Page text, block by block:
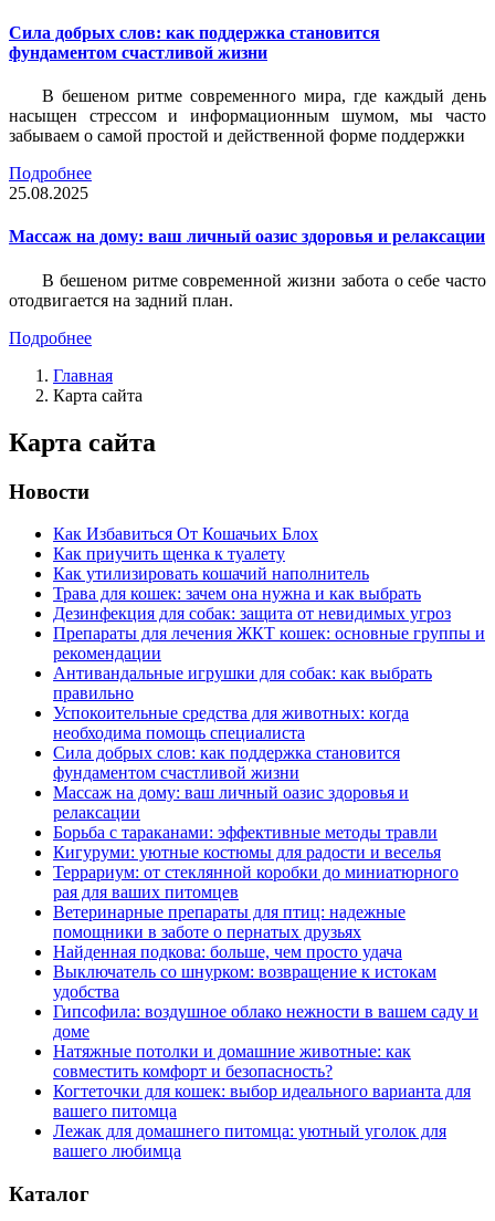
Сила добрых слов: как поддержка становится
фундаментом счастливой жизни
В бешеном ритме современного мира, где каждый день
насыщен стрессом и информационным шумом, мы часто
забываем о самой простой и действенной форме поддержки
Подробнее
25.08.2025
Массаж на дому: ваш личный оазис здоровья и релаксации
В бешеном ритме современной жизни забота о себе часто
отодвигается на задний план.
Подробнее
Главная
Карта сайта
Карта сайта
Новости
Как Избавиться От Кошачьих Блох
Как приучить щенка к туалету
Как утилизировать кошачий наполнитель
Трава для кошек: зачем она нужна и как выбрать
Дезинфекция для собак: защита от невидимых угроз
Препараты для лечения ЖКТ кошек: основные группы и
рекомендации
Антивандальные игрушки для собак: как выбрать
правильно
Успокоительные средства для животных: когда
необходима помощь специалиста
Сила добрых слов: как поддержка становится
фундаментом счастливой жизни
Массаж на дому: ваш личный оазис здоровья и
релаксации
Борьба с тараканами: эффективные методы травли
Кигуруми: уютные костюмы для радости и веселья
Террариум: от стеклянной коробки до миниатюрного
рая для ваших питомцев
Ветеринарные препараты для птиц: надежные
помощники в заботе о пернатых друзьях
Найденная подкова: больше, чем просто удача
Выключатель со шнурком: возвращение к истокам
удобства
Гипсофила: воздушное облако нежности в вашем саду и
доме
Натяжные потолки и домашние животные: как
совместить комфорт и безопасность?
Когтеточки для кошек: выбор идеального варианта для
вашего питомца
Лежак для домашнего питомца: уютный уголок для
вашего любимца
Каталог